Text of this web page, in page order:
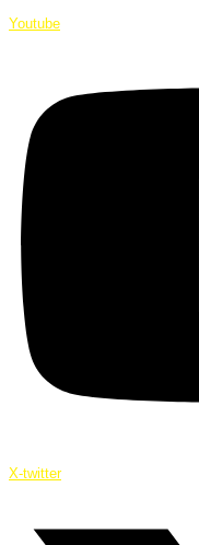
Youtube
X-twitter